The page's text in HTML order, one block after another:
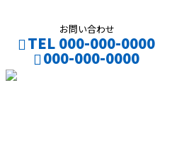
お問い合わせ
TEL 000-000-0000
000-000-0000